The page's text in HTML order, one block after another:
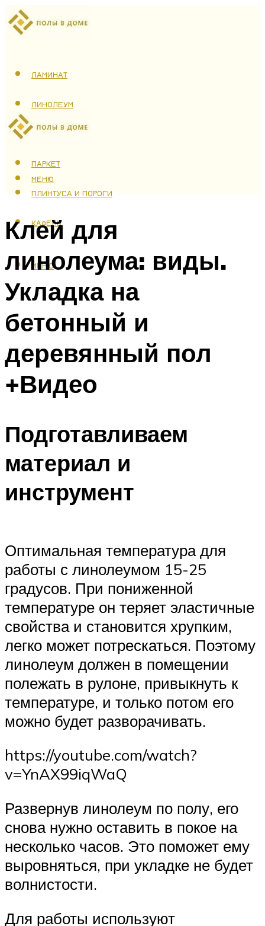
ЛАМИНАТ
ЛИНОЛЕУМ
ТЕПЛЫЙ ПОЛ
ПАРКЕТ
ПЛИНТУСА И ПОРОГИ
КАФЕЛЬ
МЕНЮ
МЕНЮ
Клей для
линолеума: виды.
Укладка на
бетонный и
деревянный пол
+Видео
Подготавливаем
материал и
инструмент
Оптимальная температура для
работы с линолеумом 15-25
градусов. При пониженной
температуре он теряет эластичные
свойства и становится хрупким,
легко может потрескаться. Поэтому
линолеум должен в помещении
полежать в рулоне, привыкнуть к
температуре, и только потом его
можно будет разворачивать.
https://youtube.com/watch?
v=YnAX99iqWaQ
Развернув линолеум по полу, его
снова нужно оставить в покое на
несколько часов. Это поможет ему
выровняться, при укладке не будет
волнистости.
Для работы используют